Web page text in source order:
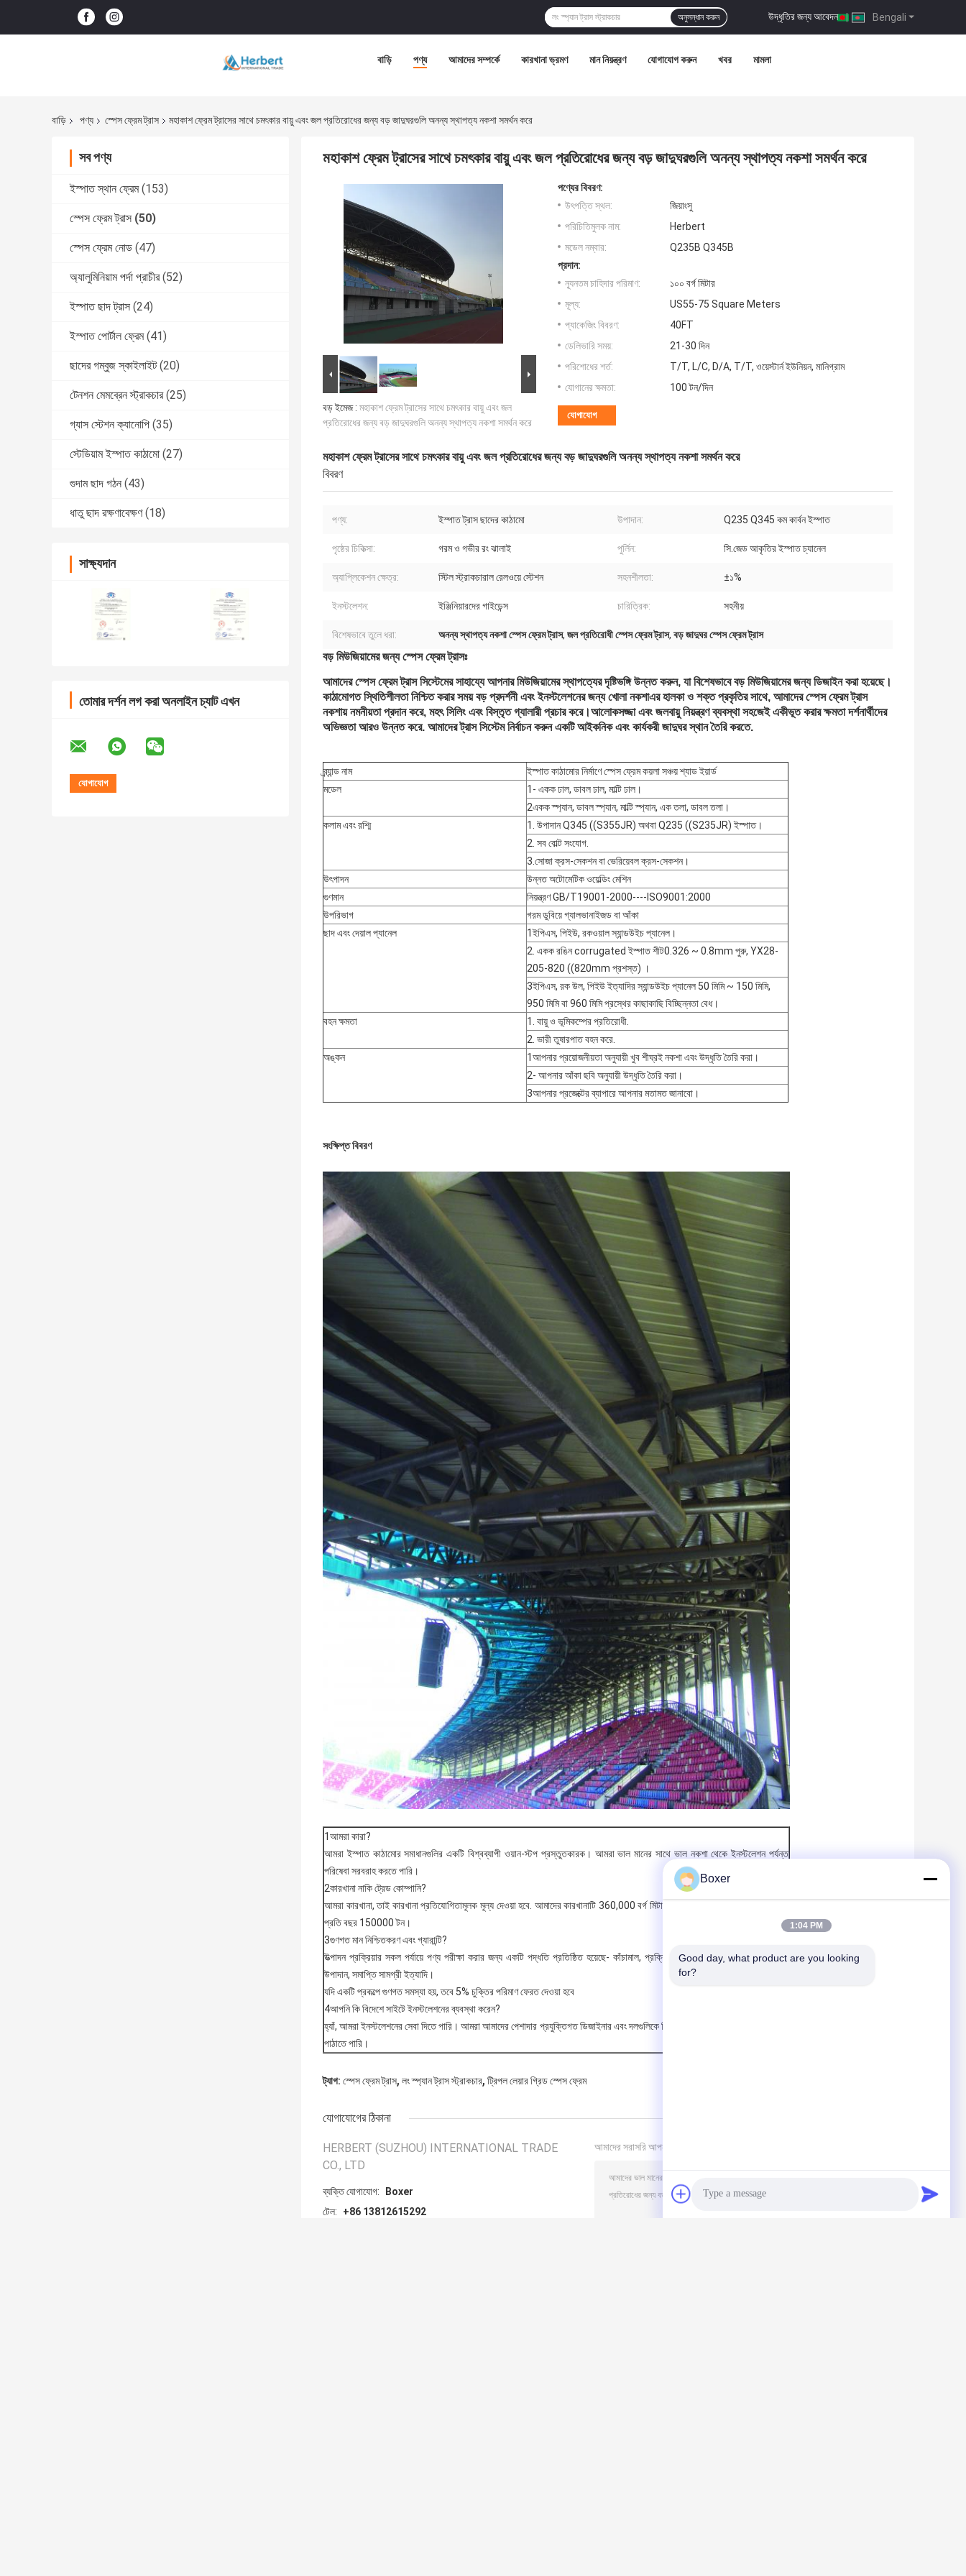
Bengali
উদ্ধৃতির জন্য আবেদন |
অনুসন্ধান করুন
বাড়ি পণ্য আমাদের সম্পর্কে কারখানা ভ্রমণ মান নিয়ন্ত্রণ যোগাযোগ করুন খবর মামলা
বাড়ি পণ্য স্পেস ফ্রেম ট্রাস মহাকাশ ফ্রেম ট্রাসের সাথে চমৎকার বায়ু এবং জল প্রতিরোধের জন্য বড় জাদুঘরগুলি অনন্য স্থাপত্য নকশা সমর্থন করে
সব পণ্য
ইস্পাত স্থান ফ্রেম (153)
স্পেস ফ্রেম ট্রাস (50)
স্পেস ফ্রেম নোড (47)
অ্যালুমিনিয়াম পর্দা প্রাচীর (52)
ইস্পাত ছাদ ট্রাস (24)
ইস্পাত পোর্টাল ফ্রেম (41)
ছাদের গম্বুজ স্কাইলাইট (20)
টেনশন মেমব্রেন স্ট্রাকচার (25)
গ্যাস স্টেশন ক্যানোপি (35)
স্টেডিয়াম ইস্পাত কাঠামো (27)
গুদাম ছাদ গঠন (43)
ধাতু ছাদ রক্ষণাবেক্ষণ (18)
সাক্ষ্যদান
তোমার দর্শন লগ করা অনলাইন চ্যাট এখন
মহাকাশ ফ্রেম ট্রাসের সাথে চমৎকার বায়ু এবং জল প্রতিরোধের জন্য বড় জাদুঘরগুলি অনন্য স্থাপত্য নকশা সমর্থন করে
বড় ইমেজ : মহাকাশ ফ্রেম ট্রাসের সাথে চমৎকার বায়ু এবং জল
প্রতিরোধের জন্য বড় জাদুঘরগুলি অনন্য স্থাপত্য নকশা সমর্থন করে
পণ্যের বিবরণ:
উৎপত্তি স্থল:
জিয়াংসু
পরিচিতিমুলক নাম:
Herbert
মডেল নম্বার:
Q235B Q345B
প্রদান:
ন্যূনতম চাহিদার পরিমাণ:
১০০ বর্গ মিটার
মূল্য:
US55-75 Square Meters
প্যাকেজিং বিবরণ:
40FT
ডেলিভারি সময়:
21-30 দিন
পরিশোধের শর্ত:
T/T, L/C, D/A, T/T, ওয়েস্টার্ন ইউনিয়ন, মানিগ্রাম
যোগানের ক্ষমতা:
100 টন/দিন
যোগাযোগ
মহাকাশ ফ্রেম ট্রাসের সাথে চমৎকার বায়ু এবং জল প্রতিরোধের জন্য বড় জাদুঘরগুলি অনন্য স্থাপত্য নকশা সমর্থন করে
বিবরণ
পণ্য: ইস্পাত ট্রাস ছাদের কাঠামো উপাদান: Q235 Q345 কম কার্বন ইস্পাত
পৃষ্ঠের চিকিত্সা: গরম ও গভীর রং ঝালাই পুর্লিন: সি.জেড আকৃতির ইস্পাত চ্যানেল
অ্যাপ্লিকেশন ক্ষেত্র: স্টিল স্ট্রাকচারাল রেলওয়ে স্টেশন সহনশীলতা: ±১%
ইনস্টলেশন: ইঞ্জিনিয়ারদের গাইডেন্স চারিত্রিক: সহনীয়
বিশেষভাবে তুলে ধরা: অনন্য স্থাপত্য নকশা স্পেস ফ্রেম ট্রাস, জল প্রতিরোধী স্পেস ফ্রেম ট্রাস, বড় জাদুঘর স্পেস ফ্রেম ট্রাস
বড় মিউজিয়ামের জন্য স্পেস ফ্রেম ট্রাসঃ
আমাদের স্পেস ফ্রেম ট্রাস সিস্টেমের সাহায্যে আপনার মিউজিয়ামের স্থাপত্যের দৃষ্টিভঙ্গি উন্নত করুন, যা বিশেষভাবে বড় মিউজিয়ামের জন্য ডিজাইন করা হয়েছে।
কাঠামোগত স্থিতিশীলতা নিশ্চিত করার সময় বড় প্রদর্শনী এবং ইনস্টলেশনের জন্য খোলা নকশাএর হালকা ও শক্ত প্রকৃতির সাথে, আমাদের স্পেস ফ্রেম ট্রাস
নকশায় নমনীয়তা প্রদান করে, মহৎ সিলিং এবং বিস্তৃত গ্যালারী প্রচার করে।আলোকসজ্জা এবং জলবায়ু নিয়ন্ত্রণ ব্যবস্থা সহজেই একীভূত করার ক্ষমতা দর্শনার্থীদের
অভিজ্ঞতা আরও উন্নত করে. আমাদের ট্রাস সিস্টেম নির্বাচন করুন একটি আইকনিক এবং কার্যকরী জাদুঘর স্থান তৈরি করতে.
ব্র্যান্ড নাম
ইস্পাত কাঠামোর নির্মাণে স্পেস ফ্রেম কয়লা সঞ্চয় শ্যাড ইয়ার্ড
মডেল
1- একক ঢাল, ডাবল ঢাল, মাল্টি ঢাল।
2একক স্প্যান, ডাবল স্প্যান, মাল্টি স্প্যান, এক তলা, ডাবল তলা।
কলাম এবং রশ্মি
1. উপাদান Q345 ((S355JR) অথবা Q235 ((S235JR) ইস্পাত।
2. সব বোল্ট সংযোগ.
3.সোজা ক্রস-সেকশন বা ভেরিয়েবল ক্রস-সেকশন।
উৎপাদন
উন্নত অটোমেটিক ওয়েল্ডিং মেশিন
গুণমান
নিয়ন্ত্রণ GB/T19001-2000----ISO9001:2000
উপরিভাগ
গরম ডুবিয়ে গ্যালভানাইজড বা আঁকা
ছাদ এবং দেয়াল প্যানেল
1ইপিএস, পিইউ, রকওয়াল স্যান্ডউইচ প্যানেল।
2. একক রঙিন corrugated ইস্পাত শীট0.326 ~ 0.8mm পুরু, YX28-
205-820 ((820mm প্রশস্ত) ।
3ইপিএস, রক উল, পিইউ ইত্যাদির স্যান্ডউইচ প্যানেল 50 মিমি ~ 150 মিমি,
950 মিমি বা 960 মিমি প্রস্থের কাছাকাছি বিচ্ছিন্নতা বেধ।
বহন ক্ষমতা
1. বায়ু ও ভূমিকম্পের প্রতিরোধী.
2. ভারী তুষারপাত বহন করে.
অঙ্কন
1আপনার প্রয়োজনীয়তা অনুযায়ী খুব শীঘ্রই নকশা এবং উদ্ধৃতি তৈরি করা।
2- আপনার আঁকা ছবি অনুযায়ী উদ্ধৃতি তৈরি করা।
3আপনার প্রজেক্টের ব্যাপারে আপনার মতামত জানাবো।
সংক্ষিপ্ত বিবরণ
1আমরা কারা?
আমরা ইস্পাত কাঠামোর সমাধানগুলির একটি বিশ্বব্যাপী ওয়ান-স্টপ প্রস্তুতকারক। আমরা ভাল মানের সাথে ভাল নকশা থেকে ইনস্টলেশন পর্যন্ত
পরিষেবা সরবরাহ করতে পারি।
2কারখানা নাকি ট্রেড কোম্পানি?
আমরা কারখানা, তাই কারখানা প্রতিযোগিতামূলক মূল্য দেওয়া হবে. আমাদের কারখানাটি 360,000 বর্গ মিটার এলাকা জুড়ে। আমাদের উত্পাদন ক্ষমতা
প্রতি বছর 150000 টন।
3গুণগত মান নিশ্চিতকরণ এবং গ্যারান্টি?
উত্পাদন প্রক্রিয়ার সকল পর্যায়ে পণ্য পরীক্ষা করার জন্য একটি পদ্ধতি প্রতিষ্ঠিত হয়েছে- কাঁচামাল, প্রক্রিয়াজাত উপাদান, যাচাইকৃত বা পরীক্ষিত
উপাদান, সমাপ্তি সামগ্রী ইত্যাদি।
যদি একটি প্রকল্পে গুণগত সমস্যা হয়, তবে 5% চুক্তির পরিমাণ ফেরত দেওয়া হবে
4আপনি কি বিদেশে সাইটে ইনস্টলেশনের ব্যবস্থা করেন?
হ্যাঁ, আমরা ইনস্টলেশনের সেবা দিতে পারি। আমরা আমাদের পেশাদার প্রযুক্তিগত ডিজাইনার এবং দলগুলিকে বিদেশে সাইটে ইনস্টলেশন সরবরাহ করতে
পাঠাতে পারি।
ট্যাগ: স্পেস ফ্রেম ট্রাস, লং স্প্যান ট্রাস স্ট্রাকচার, ট্রিপল লেয়ার গ্রিড স্পেস ফ্রেম
যোগাযোগের ঠিকানা
HERBERT (SUZHOU) INTERNATIONAL TRADE
CO., LTD
ব্যক্তি যোগাযোগ:
Boxer
টেল:
+86 13812615292
আমাদের সরাসরি আপনার তদন্ত পাঠান
Boxer
1:04 PM
Good day, what product are you looking
for?